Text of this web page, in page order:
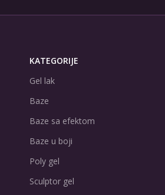
KATEGORIJE
Gel lak
Baze
Baze sa efektom
Baze u boji
Poly gel
Sculptor gel